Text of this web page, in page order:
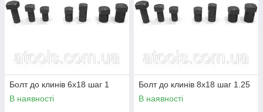
Болт до клинів 6x18 шаг 1
В наявності
Болт до клинів 8x18 шаг 1.25
В наявності